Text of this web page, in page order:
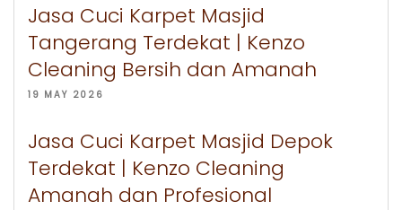
Jasa Cuci Karpet Masjid
Tangerang Terdekat | Kenzo
Cleaning Bersih dan Amanah
19 MAY 2026
Jasa Cuci Karpet Masjid Depok
Terdekat | Kenzo Cleaning
Amanah dan Profesional